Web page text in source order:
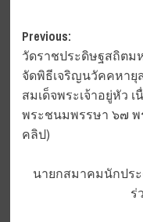
Post
navigation
Previous:
วัดราชประดิษฐสถิตม
จัดพิธีเจริญนวัคคหายุ
สมเด็จพระเจ้าอยู่หัว
พระชนมพรรษา ๖๗
คลิป)
นายกสมาคมนักปร
ร่